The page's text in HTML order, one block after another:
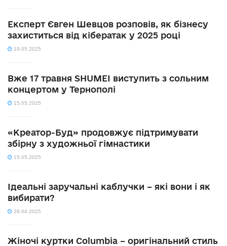
Експерт Євген Шевцов розповів, як бізнесу
захиститься від кібератак у 2025 році
19.05.2025
Вже 17 травня SHUMEI виступить з сольним
концертом у Тернополі
15.05.2025
«Креатор-Буд» продовжує підтримувати
збірну з художньої гімнастики
15.05.2025
Ідеальні заручальні каблучки – які вони і як
вибирати?
29.04.2025
Жіночі куртки Columbia – оригінальний стиль